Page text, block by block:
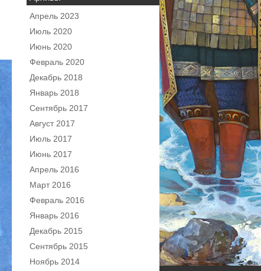
Апрель 2023
Июль 2020
Июнь 2020
Февраль 2020
Декабрь 2018
Январь 2018
Сентябрь 2017
Август 2017
Июль 2017
Июнь 2017
Апрель 2016
Март 2016
Февраль 2016
Январь 2016
Декабрь 2015
Сентябрь 2015
Ноябрь 2014